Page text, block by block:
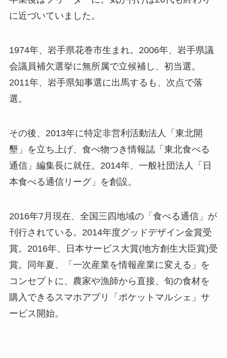
に近づいていました。
1974年、岩手県花巻市生まれ。2006年、岩手県議
会議員補欠選挙に無所属で立候補し、初当選。
2011年、岩手県知事選に出馬するも、次点で落
選。
その後、2013年に特定非営利活動法人「東北開
墾」を立ち上げ、食べ物つき情報誌「東北食べる
通信」編集長に就任。2014年、一般社団法人「日
本食べる通信リーグ」を創設。
2016年7月現在、全国三四地域の「食べる通信」が
刊行されている。2014年度グッドデザイン金賞受
賞。2016年、日本サービス大賞(地方創生大臣賞)受
賞。同年夏、「一次産業を情報産業に変える」を
コンセプトに、農家や漁師から直接、旬の食材を
購入できるスマホアプリ「ポケットマルシェ」サ
ービス開始。